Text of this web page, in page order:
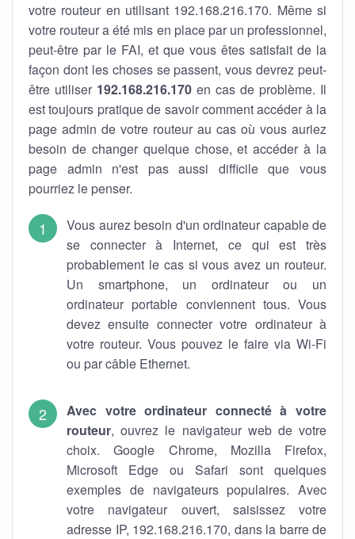
votre routeur en utilisant 192.168.216.170. Même si
votre routeur a été mis en place par un professionnel,
peut-être par le FAI, et que vous êtes satisfait de la
façon dont les choses se passent, vous devrez peut-
être utiliser 192.168.216.170 en cas de problème. Il
est toujours pratique de savoir comment accéder à la
page admin de votre routeur au cas où vous auriez
besoin de changer quelque chose, et accéder à la
page admin n'est pas aussi difficile que vous
pourriez le penser.
Vous aurez besoin d'un ordinateur capable de
se connecter à Internet, ce qui est très
probablement le cas si vous avez un routeur.
Un smartphone, un ordinateur ou un
ordinateur portable conviennent tous. Vous
devez ensuite connecter votre ordinateur à
votre routeur. Vous pouvez le faire via Wi-Fi
ou par câble Ethernet.
Avec votre ordinateur connecté à votre
routeur, ouvrez le navigateur web de votre
choix. Google Chrome, Mozilla Firefox,
Microsoft Edge ou Safari sont quelques
exemples de navigateurs populaires. Avec
votre navigateur ouvert, saisissez votre
adresse IP, 192.168.216.170, dans la barre de